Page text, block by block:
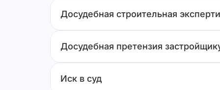
Досудебная строительная
Досудебная претензия
Иск в суд